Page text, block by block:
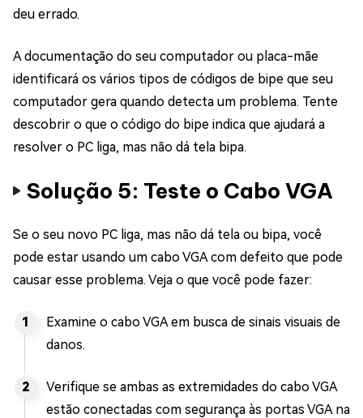
deu errado.
A documentação do seu computador ou placa-mãe
identificará os vários tipos de códigos de bipe que seu
computador gera quando detecta um problema. Tente
descobrir o que o código do bipe indica que ajudará a
resolver o PC liga, mas não dá tela bipa.
Solução 5: Teste o Cabo VGA
Se o seu novo PC liga, mas não dá tela ou bipa, você
pode estar usando um cabo VGA com defeito que pode
causar esse problema. Veja o que você pode fazer:
Examine o cabo VGA em busca de sinais visuais de
danos.
Verifique se ambas as extremidades do cabo VGA
estão conectadas com segurança às portas VGA na